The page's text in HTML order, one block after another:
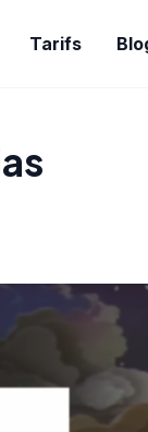
Tarifs